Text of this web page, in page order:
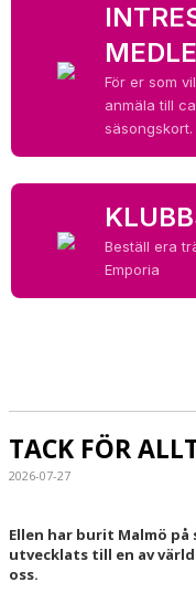
MATCHER
För er som
anmäla till
säsongskort.
Beställ era
Emporia
TACK FÖR
2026-07-27
Ellen har burit Malmö
utvecklats till en av
oss.